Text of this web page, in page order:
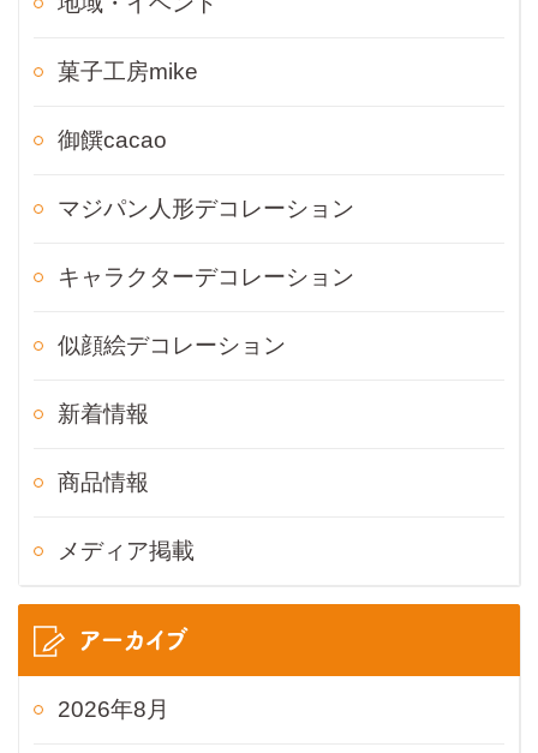
菓子工房mike
御饌cacao
マジパン人形デコレーション
キャラクターデコレーション
似顔絵デコレーション
新着情報
商品情報
メディア掲載
アーカイブ
2026年8月